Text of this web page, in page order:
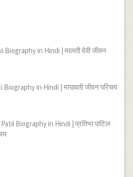
Biography in Hindi | मालती देवी जीवन
Biography in Hindi | मायावती जीवन परिचय
Biography in Hindi | प्रतिभा पाटिल